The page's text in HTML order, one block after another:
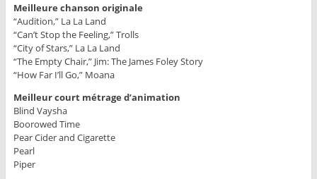
Meilleure chanson originale
“Audition,” La La Land
“Can’t Stop the Feeling,” Trolls
“City of Stars,” La La Land
“The Empty Chair,” Jim: The James Foley Story
“How Far I’ll Go,” Moana
Meilleur court métrage d’animation
Blind Vaysha
Boorowed Time
Pear Cider and Cigarette
Pearl
Piper